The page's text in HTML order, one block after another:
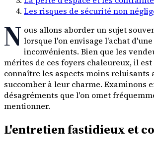
Les risques de sécurité non
N ous allons aborder un sujet
lorsque l'on envisage l'achat
inconvénients. Bien que les
mérites de ces foyers chaleureux, il
connaître les aspects moins reluisants
succomber à leur charme. Examinons
désagréments que l'on omet
mentionner.
L'entretien fastidieux et